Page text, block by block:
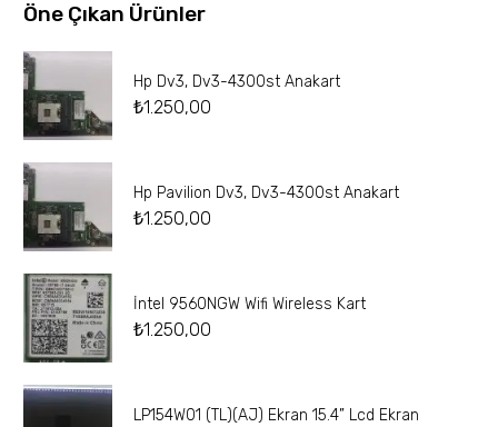
Öne Çıkan Ürünler
Hp Dv3, Dv3-4300st Anakart
₺1.250,00
Hp Pavilion Dv3, Dv3-4300st Anakart
₺1.250,00
İntel 9560NGW Wifi Wireless Kart
₺1.250,00
LP154W01 (TL)(AJ) Ekran 15.4” Lcd Ekran